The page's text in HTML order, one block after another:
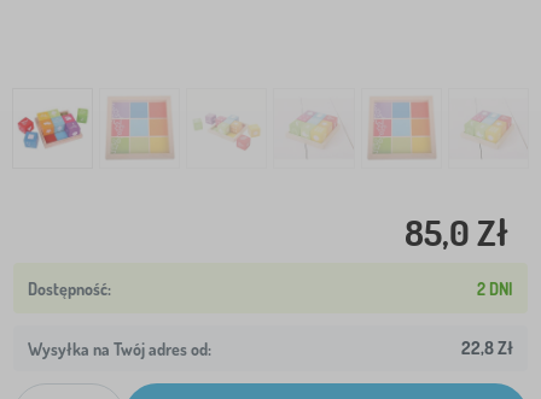
85,0 Zł
2 DNI
Wysyłka na Twój adres od: 22,8 Zł